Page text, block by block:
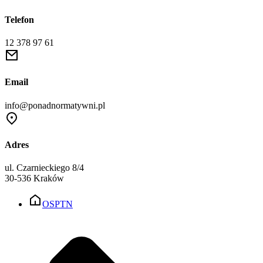
Telefon
12 378 97 61
Email
info@ponadnormatywni.pl
Adres
ul. Czarnieckiego 8/4
30-536 Kraków
OSPTN